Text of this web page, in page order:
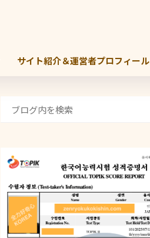
サイト紹介＆運営者プロフィール